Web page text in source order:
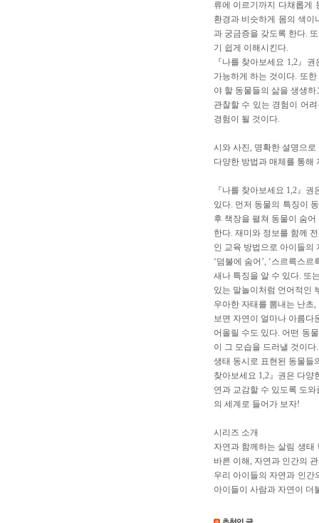
류에 이르기까지 다채롭게
환경과 비슷하게 몸의 색
과 궁금증을 갖도록 한다.
기 쉽게 이해시킨다.
『나를 찾아보세요 1,2』
가능하게 하는 것이다. 또
야 할 동물들의 삶을 생생
관찰할 수 있는 경험이 어
경험이 될 것이다.
시와 사진, 명확한 설명으
다양한 방법과 매체를 통해
『나를 찾아보세요 1,2』
있다. 먼저 동물의 특징이
후 책장을 펼쳐 동물이 숨
한다. 재미와 정보를 함께
인 교육 방법으로 아이들의
‘덤불에 숨어’, ‘스르륵스
새나 특징을 알 수 있다. 또
있는 말놀이처럼 언어적인
우아한 자태를 뽐내는 난초
보면 자연이 얼마나 아름다
어올릴 수도 있다. 어떤 동
이 그 모습을 드러낼 것이
생태 동시로 표현된 동물들
찾아보세요 1,2』권은 다
연과 교감할 수 있도록 도
의 세계로 들어가 보자!
시리즈 소개
자연과 함께하는 살림 생
바른 이해, 자연과 인간의
우리 아이들의 자연과 인
아이들이 사람과 자연이 더